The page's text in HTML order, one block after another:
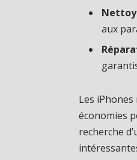
aux
Les
économies
recherche